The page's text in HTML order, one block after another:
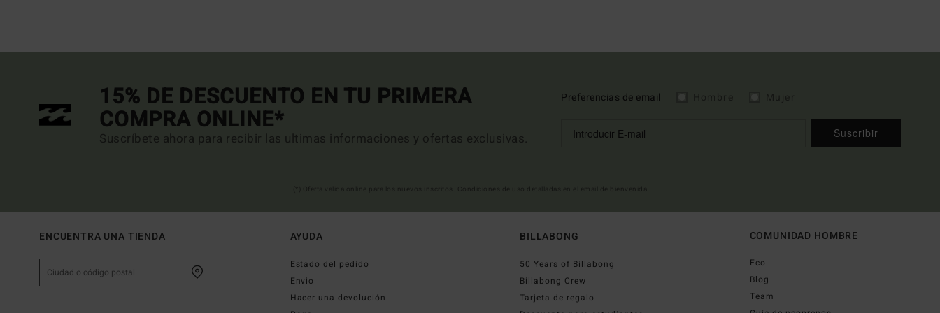
15% DE DESCUENTO EN TU PRIMERA
COMPRA ONLINE*
Suscríbete ahora para recibir las ultimas informaciones y ofertas exclusivas.
Preferencias de email
Suscribir
ENCUENTRA UNA TIENDA AYUDA
Estado del pedido
Envio
Hacer una devolución
BILLABONG
50 Years of Billabong
Billabong Crew
Tarjeta de regalo
COMUNIDAD HOMBRE
Eco
Blog
Team